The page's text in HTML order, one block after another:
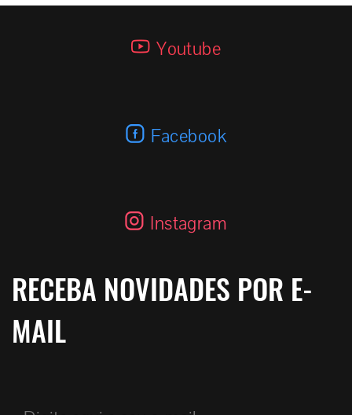
Youtube
Facebook
Instagram
RECEBA NOVIDADES POR E-
MAIL